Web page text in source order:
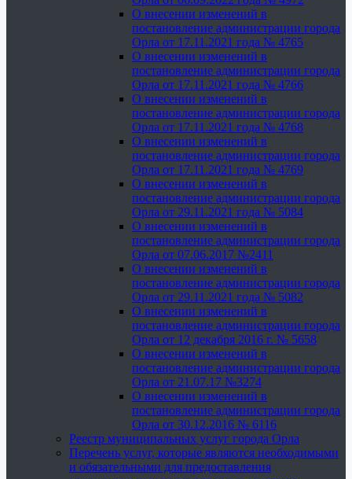
О внесении изменений в
постановление администрации города
Орла от 17.11.2021 года № 4765
О внесении изменений в
постановление администрации города
Орла от 17.11.2021 года № 4766
О внесении изменений в
постановление администрации города
Орла от 17.11.2021 года № 4768
О внесении изменений в
постановление администрации города
Орла от 17.11.2021 года № 4769
О внесении изменений в
постановление администрации города
Орла от 29.11.2021 года № 5084
О внесении изменений в
постановление администрации города
Орла от 07.06.2017 №2411
О внесении изменений в
постановление администрации города
Орла от 29.11.2021 года № 5082
О внесении изменений в
постановление администрации города
Орла от 12 декабря 2016 г. № 5658
О внесении изменений в
постановление администрации города
Орла от 21.07.17 №3274
О внесении изменений в
постановление администрации города
Орла от 30.12.2016 № 6116
Реестр муниципальных услуг города Орла
Перечень услуг, которые являются необходимыми
и обязательными для предоставления